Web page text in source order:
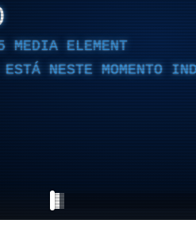
MEDIA ELEMENT
ESTÁ NESTE MOMENTO